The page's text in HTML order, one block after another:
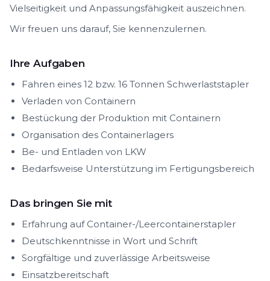
Vielseitigkeit und Anpassungsfähigkeit auszeichnen.
Wir freuen uns darauf, Sie kennenzulernen.
Ihre Aufgaben
Fahren eines 12 bzw. 16 Tonnen Schwerlaststapler
Verladen von Containern
Bestückung der Produktion mit Containern
Organisation des Containerlagers
Be- und Entladen von LKW
Bedarfsweise Unterstützung im Fertigungsbereich
Das bringen Sie mit
Erfahrung auf Container-/Leercontainerstapler
Deutschkenntnisse in Wort und Schrift
Sorgfältige und zuverlässige Arbeitsweise
Einsatzbereitschaft